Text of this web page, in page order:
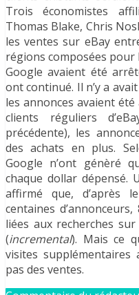
Trois économistes
Thomas Blake, Chris
les ventes sur eBay
régions composées pour
Google avaient été
ont continué. Il n’y a
les annonces avaient
clients réguliers
précédente), les
des achats en plus.
Google n’ont génèré
chaque dollar dépensé.
affirmé que, d’après
centaines
liées aux recherches
(incremental). Mais ce
visites supplémentaires
pas des ventes.